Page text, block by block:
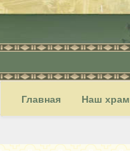
Главная Наш храм